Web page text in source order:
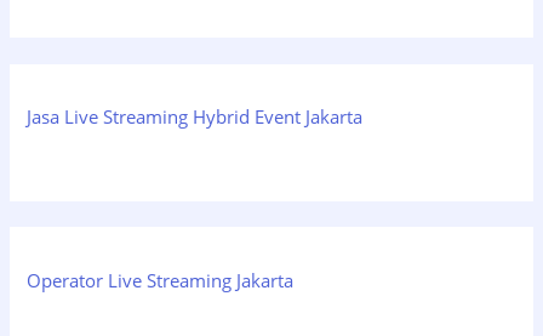
Jasa Live Streaming Hybrid Event Jakarta
Operator Live Streaming Jakarta